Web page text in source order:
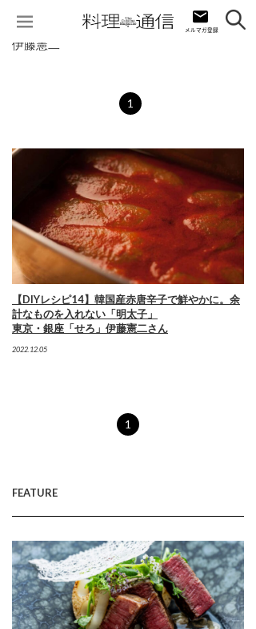
伊藤憲二
1
【DIYレシピ14】韓国産赤唐辛子で鮮やかに。余
計なものを入れない「明太子」
東京・銀座「せろ」伊藤憲二さん
2022.12.05
1
FEATURE